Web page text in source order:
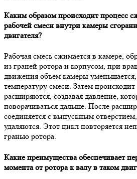
Каким образом происходит процесс
рабочей смеси внутри камеры
двигателя?
Рабочая смесь сжимается в камере,
из граней ротора и корпусом, при
движения объем камеры
температуру смеси. Затем
расширяются, создавая давление,
поворачиваться дальше. После
соединяется с выпускным
удаляются. Этот цикл повторяется
гранью ротора.
Какие преимущества обеспечивает
момента от ротора к валу в таком